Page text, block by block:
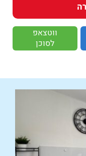
ווטצאפ
לסוכן